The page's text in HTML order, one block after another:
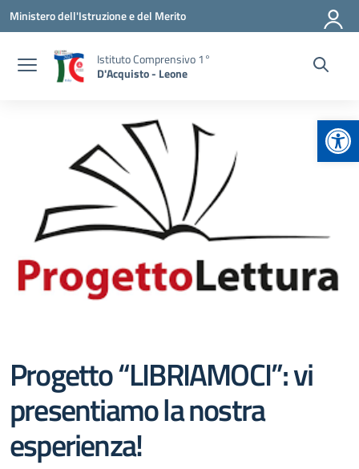
Vai ai contenuti
Vai al menu di navigazione
Vai al footer
Ministero dell'Istruzione e del Merito
Istituto Comprensivo 1°
D'Acquisto - Leone
Progetto “LIBRIAMOCI”: vi
presentiamo la nostra
esperienza!